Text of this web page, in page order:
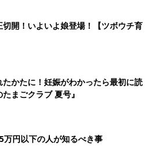
切開！いよいよ娘登場！【ツボウチ育
かたに！妊娠がわかったら最初に読
まごクラブ 夏号』
万円以下の人が知るべき事